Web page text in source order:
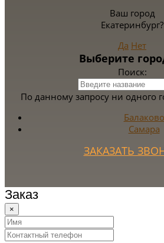
Ваш город
Екатеринбург?
Да Нет
Выберите
Поиск:
По данному запросу ни одного
Балаково
Самара
ЗАКАЗАТЬ
Заказ
×